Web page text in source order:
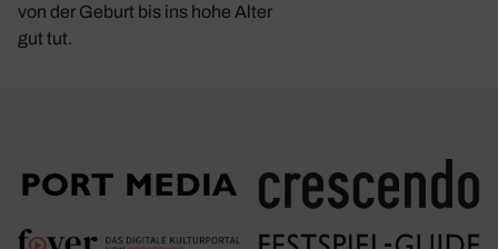
von der Geburt bis ins hohe Alter
gut tut.